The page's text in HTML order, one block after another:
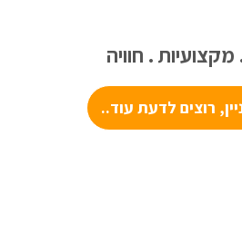
מקצועיות . חוויה
רוצים לדעת עוד..